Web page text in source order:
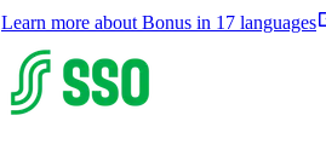
Learn more about Bonus in 17 languages